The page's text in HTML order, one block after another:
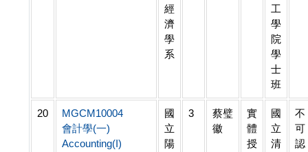
經
濟
學
系
工
學
院
學
士
班
20
MGCM10004
會計學(一)
Accounting(I)
國
立
陽
3
蔡璧
徽
實
體
授
國
立
清
不
可
認